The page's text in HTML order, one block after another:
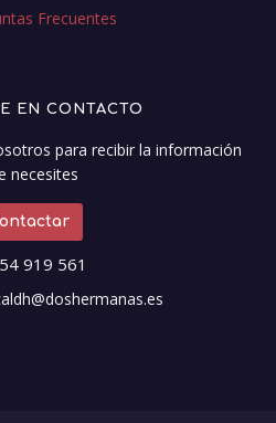
Frecuentes
EN CONTACTO
para recibir la información
necesites
919 561